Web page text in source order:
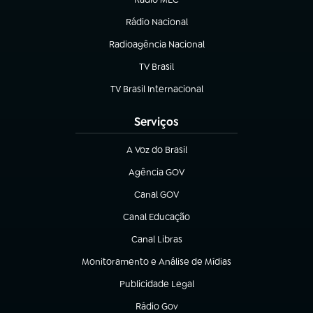
Rádio Nacional
(abre em nova aba)
Radioagência Nacional
(abre em nova aba)
TV Brasil
(abre em nova aba)
TV Brasil Internacional
(abre em nova aba)
Serviços
A Voz do Brasil
(abre em nova aba)
Agência GOV
(abre em nova aba)
Canal GOV
(abre em nova aba)
Canal Educação
(abre em nova aba)
Canal Libras
(abre em nova aba)
Monitoramento e Análise de Mídias
(abre em nova aba)
Publicidade Legal
(abre em nova aba)
Rádio Gov